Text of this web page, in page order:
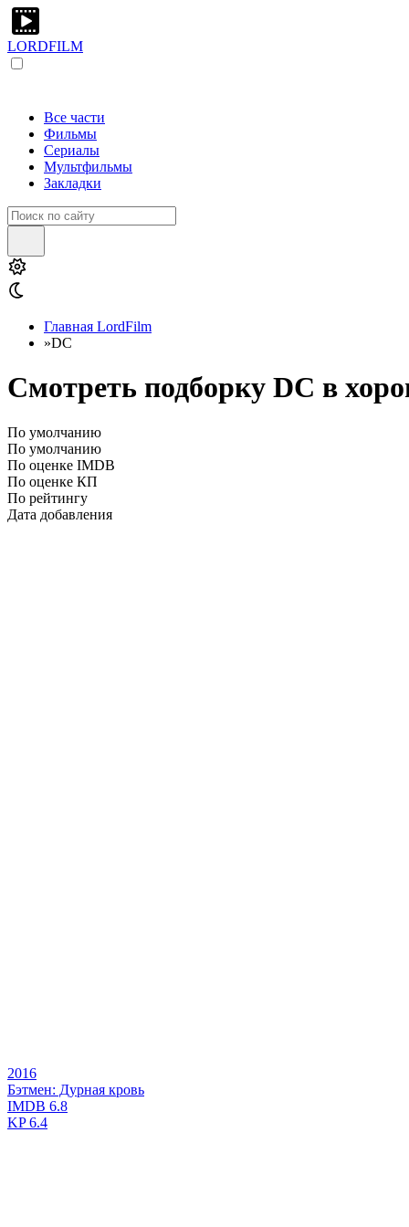
LORDFILM
Все части
Фильмы
Сериалы
Мультфильмы
Закладки
Главная LordFilm
»DC
Смотреть подборку DC в
По умолчанию
По умолчанию
По оценке IMDB
По оценке КП
По рейтингу
Дата добавления
2016
Бэтмен: Дурная кровь
IMDB 6.8
KP6.4